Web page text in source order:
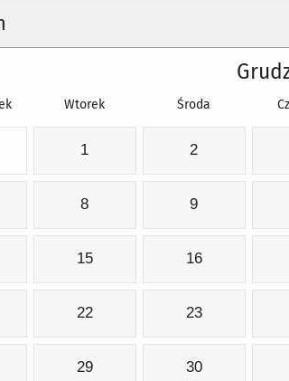
Wtorek Środa
1 2
8 9
15 16
22 23
29 30